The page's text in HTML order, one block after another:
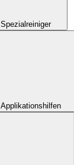
Spezialreiniger
Applikationshilfen